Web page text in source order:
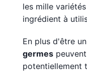
les mille
ingrédient à
En plus d'être
germes
potentiellement